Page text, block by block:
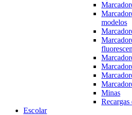
modelos
Minas
Recargas
Escolar